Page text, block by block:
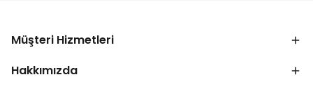
Müşteri Hizmetleri
Hakkımızda